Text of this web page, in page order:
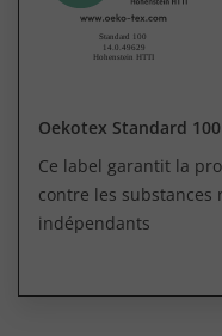
Oekotex Standard 100
Ce label garantit la
contre les substances
indépendants